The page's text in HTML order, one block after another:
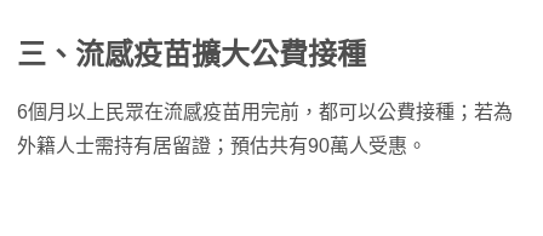
三、流感疫苗擴大公費接種
6個月以上民眾在流感疫苗用完前，都可以公費接種；若為
外籍人士需持有居留證；預估共有90萬人受惠。